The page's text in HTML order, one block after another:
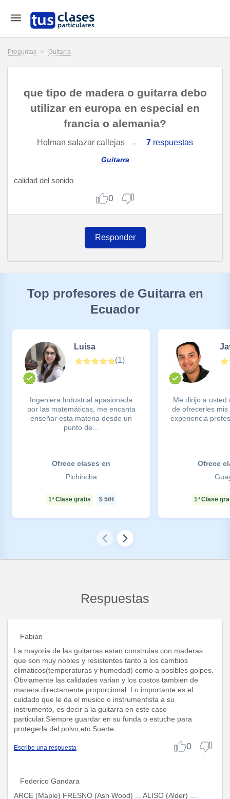
Preguntas > Guitarra
que tipo de madera o guitarra debo
utilizar en europa en especial en
francia o alemania?
Holman salazar callejas 7 respuestas
Guitarra
calidad del sonido
0
Responder
Top profesores de Guitarra en
Ecuador
Luisa
(1)
Ingeniera Industrial apasionada
por las matemáticas, me encanta
enseñar esta materia desde un
punto de...
Ofrece clases en
Pichincha
1ª Clase gratis $ 5/H
Me dirijo a usted
de ofrecerles
experiencia
Ofrece
1ª Clase
Respuestas
Fabian
La mayoria de las guitarras estan construias con maderas
que son muy nobles y resistentes tanto a los cambios
climaticos(temperaturas y humedad) como a posibles golpes.
Obviamente las calidades varian y los costos tambien de
manera directamente proporcional. Lo importante es el
cuidado que le da el musico o instrumentista a su
instrumento, es decir a la guitarra en este caso
particular.Siempre guardar en su funda o estuche para
protegerla del polvo,etc.Suerte
Escribe una respuesta 0
Federico Gandara
ARCE (Maple) FRESNO (Ash Wood) ... ALISO (Alder) ...